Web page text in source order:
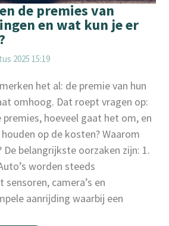
de premies van
en wat kun je er
2025 15:19
het al: de premie van hun
omhoog. Dat roept vragen op:
hoeveel gaat het om, en
op de kosten? Waarom
belangrijkste oorzaken zijn: 1.
worden steeds
camera’s en
aanrijding waarbij een